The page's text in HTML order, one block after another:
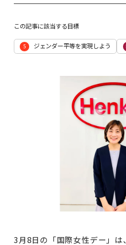
この記事に該当する目標
5 ジェンダー平等を実現しよう
3月8日の「国際女性デー」